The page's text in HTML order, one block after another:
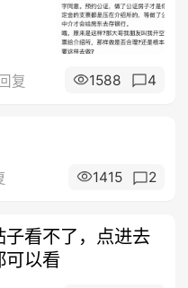
复 1588 4
1415 2
看不了，点进去
可以看